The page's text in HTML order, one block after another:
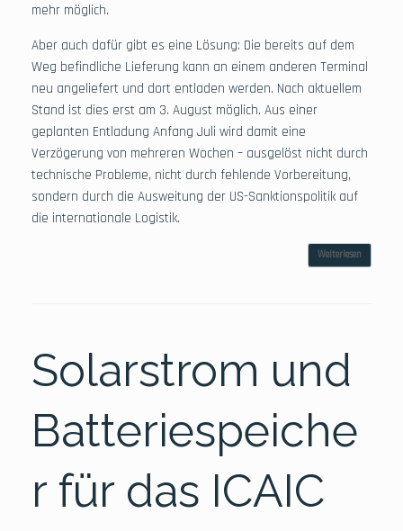
mehr möglich.
Aber auch dafür gibt es eine Lösung: Die bereits auf dem
Weg befindliche Lieferung kann an einem anderen Terminal
neu angeliefert und dort entladen werden. Nach aktuellem
Stand ist dies erst am 3. August möglich. Aus einer
geplanten Entladung Anfang Juli wird damit eine
Verzögerung von mehreren Wochen – ausgelöst nicht durch
technische Probleme, nicht durch fehlende Vorbereitung,
sondern durch die Ausweitung der US-Sanktionspolitik auf
die internationale Logistik.
Weiterlesen
Solarstrom und
Batteriespeiche
r für das ICAIC